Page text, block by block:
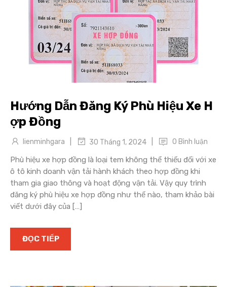
Hướng Dẫn Đăng Ký Phù Hiệu Xe H
ợp Đồng
lienminhgara 30 Tháng 1, 2024 0 Bình luận
Phù hiệu xe hợp đồng là loại tem không thể thiếu đối với xe
ô tô kinh doanh vận tải hành khách theo hợp đồng khi
tham gia giao thông và hoạt động vận tải. Vậy quy trình
đăng ký phù hiệu xe hợp đồng như thế nào, tham khảo bài
viết dưới đây của […]
ĐỌC TIẾP